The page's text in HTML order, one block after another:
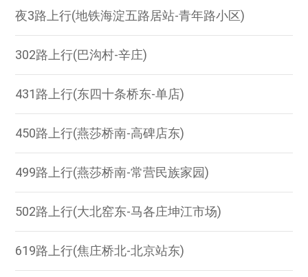
夜3路上行(地铁海淀五路居站-青年路小区)
302路上行(巴沟村-辛庄)
431路上行(东四十条桥东-单店)
450路上行(燕莎桥南-高碑店东)
499路上行(燕莎桥南-常营民族家园)
502路上行(大北窑东-马各庄坤江市场)
619路上行(焦庄桥北-北京站东)